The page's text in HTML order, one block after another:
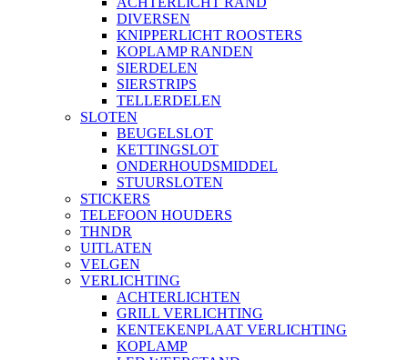
DIVERSEN
KNIPPERLICHT ROOSTERS
KOPLAMP RANDEN
SIERDELEN
SIERSTRIPS
TELLERDELEN
SLOTEN
BEUGELSLOT
KETTINGSLOT
ONDERHOUDSMIDDEL
STUURSLOTEN
STICKERS
TELEFOON HOUDERS
THNDR
UITLATEN
VELGEN
VERLICHTING
ACHTERLICHTEN
GRILL VERLICHTING
KENTEKENPLAAT VERLICHTING
KOPLAMP